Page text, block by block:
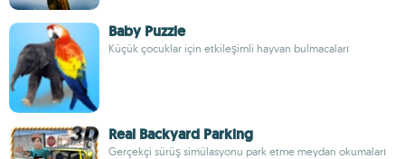
Baby Puzzle
Küçük çocuklar için etkileşimli hayvan bulmacaları
Real Backyard Parking
Gerçekçi sürüş simülasyonu park etme meydan okumaları